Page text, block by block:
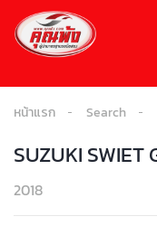
หน้าแรก Search
SUZUKI SWIET
2018